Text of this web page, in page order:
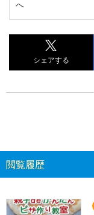
へ
シェアする
閲覧履歴